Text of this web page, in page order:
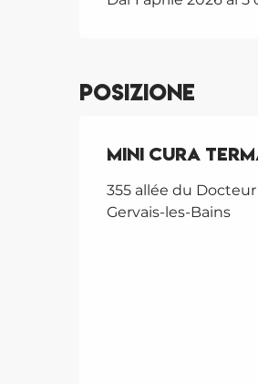
Posizione
Mini cura
355 allée du Docteur
Gervais-les-Bains